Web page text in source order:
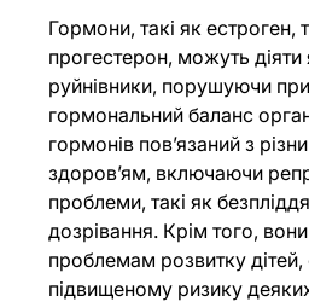
Гормони, такі як естроген,
прогестерон, можуть діяти
руйнівники, порушуючи
гормональний баланс
гормонів пов’язаний з
здоров’ям, включаючи
проблеми, такі як
дозрівання. Крім того,
проблемам розвитку
підвищеному ризику